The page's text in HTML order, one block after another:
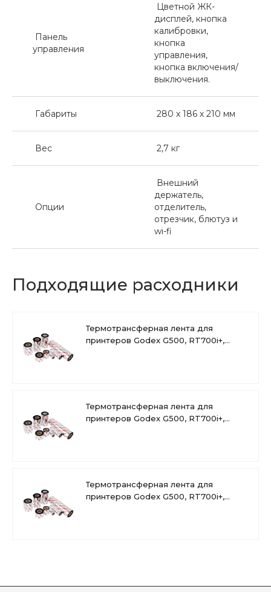
Панель
управления
Цветной ЖК-
дисплей, кнопка
калибровки,
кнопка
управления,
кнопка включения/
выключения.
Габариты 280 х 186 х 210 мм
Вес 2,7 кг
Опции
Внешний
держатель,
отделитель,
отрезчик, блютуз и
wi-fi
Подходящие расходники
Термотрансферная лента для
принтеров Godex G500, RT700i+,
Термотрансферная лента для
принтеров Godex G500, RT700i+,
Термотрансферная лента для
принтеров Godex G500, RT700i+,